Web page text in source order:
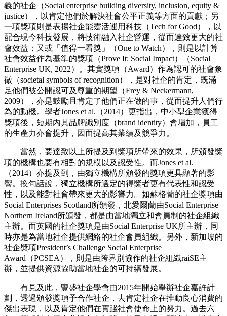
義的社企（Social enterprise building diversity, inclusion, equity &
justice），以肯定他們於解決社會公平正義等方面的貢獻；另
一項獎項則是表揚社企能靈活運用科技（Tech for Good），以
配合現今科技發展，將技術融入社企營運，從而達致更大的社
會效益；又或「值得一看獎」（One to Watch），則是以計算
社會效益作為基準的獎項（Prove It: Social Impact）（Social
Enterprise UK, 2022）。其實獎項（Award）作為認可的社會象
徵（societal symbols of recognition），是對社企的肯定，既滿
足他們被公開認可及尊重的期望（Frey & Neckermann,
2009），亦是鼓勵且肯定了他們正在做的事，從而提升人們行
為的動機。學者Jones et al.（2014）更指出，中小型企業獲得
獎項後，短期內其品牌識別度（brand identity）會增加，員工
的生產力亦會提升，因而提高其業績及競爭力。
當然，要達致以上所提及到獎項所帶來的效果，所頒發獎
項的機構也要有相對的規模以及認受性。而Jones et al.
（2014）亦提及到，由獨立機構所頒發的獎項更具顯著的影
響。換句話說，獨立機構所選定的得獎者更有代表性和認受
性，以及能對社會帶來更大的影響力。如蘇格蘭的社企獎項由
Social Enterprises Scotland所頒發，北愛爾蘭由Social Enterprise
Northern Ireland所頒發，都是由當地獨立和會員制的社企組織
主辦。而英國的社企獎項是由Social Enterprise UK所主辦，同
時亦是為當地社企提供網絡的社企會員組織。另外，新加坡的
社企奬項President’s Challenge Social Enterprise
Award（PCSEA），則是由跨界別協作的社企組織raiSE主
辦，並提供資源協助當地社企的可持續發展。
有見及此，豐盛社企學會由2015年開始舉辦社企嘉許計
劃，透過頒發獎項予合作社企，去肯定社企在推動良心消費的
傑出表現，以及肯定他們在實踐社會使命上的努力。過去六